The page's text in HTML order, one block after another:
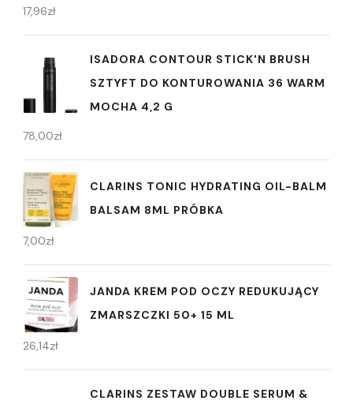
17,96zł
ISADORA CONTOUR STICK'N BRUSH
SZTYFT DO KONTUROWANIA 36 WARM
MOCHA 4,2 G
78,00zł
CLARINS TONIC HYDRATING OIL-BALM
BALSAM 8ML PRÓBKA
7,00zł
JANDA KREM POD OCZY REDUKUJĄCY
ZMARSZCZKI 50+ 15 ML
26,14zł
CLARINS ZESTAW DOUBLE SERUM &